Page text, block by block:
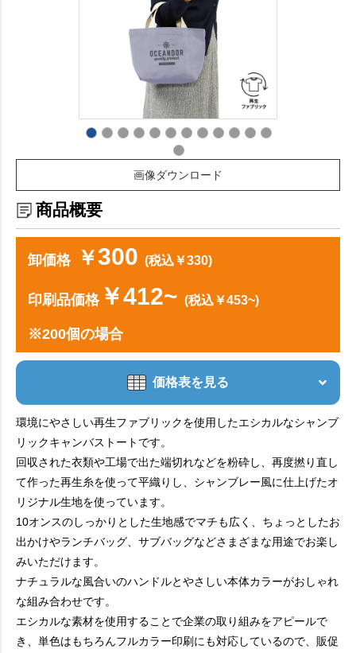
画像ダウンロード
商品概要
卸価格 ￥300 (税込￥330)
印刷品価格￥412~ (税込￥453~)
※200個の場合
価格表を見る
環境にやさしい再生ファブリックを使用したエシカルなシャンブ
リックキャンバストートです。
回収された衣類や工場で出た端切れなどを粉砕し、再度撚り直し
て作った再生糸を使って平織りし、シャンブレー風に仕上げたオ
リジナル生地を使っています。
10オンスのしっかりとした生地感でマチも広く、ちょっとしたお
出かけやランチバッグ、サブバッグなどさまざまな用途でお楽し
みいただけます。
ナチュラルな風合いのハンドルとやさしい本体カラーがおしゃれ
な組み合わせです。
エシカルな素材を使用することで企業の取り組みをアピールで
き、単色はもちろんフルカラー印刷にも対応しているので、販促